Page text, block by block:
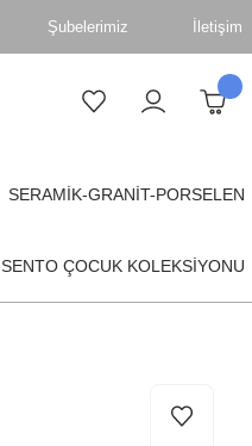
Şubelerimiz İletişim
SERAMİK-GRANİT-PORSELEN
SENTO ÇOCUK KOLEKSİYONU